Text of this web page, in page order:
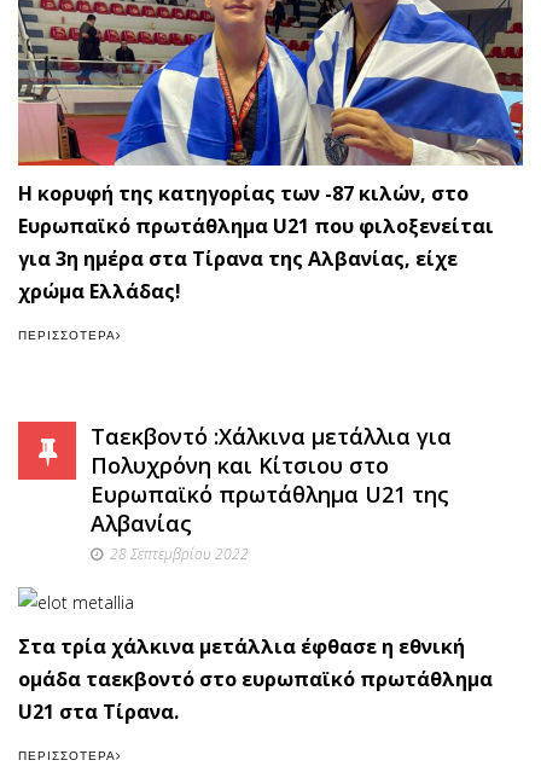
Η κορυφή της κατηγορίας των -87 κιλών, στο
Ευρωπαϊκό πρωτάθλημα U21 που φιλοξενείται
για 3η ημέρα στα Τίρανα της Αλβανίας, είχε
χρώμα Ελλάδας!
ΠΕΡΙΣΣΌΤΕΡΑ
Ταεκβοντό :Χάλκινα μετάλλια για
Πολυχρόνη και Κίτσιου στο
Ευρωπαϊκό πρωτάθλημα U21 της
Αλβανίας
28 Σεπτεμβρίου 2022
Στα τρία χάλκινα μετάλλια έφθασε η εθνική
ομάδα ταεκβοντό στο ευρωπαϊκό πρωτάθλημα
U21 στα Τίρανα.
ΠΕΡΙΣΣΌΤΕΡΑ